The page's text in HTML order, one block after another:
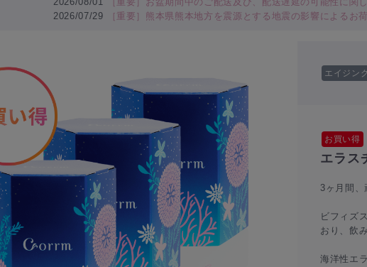
2026/07/29
［重要］熊本県熊本地方を震源とする地震の影響によるお
エイジン
お買い得
エラス
3ヶ月間、
ビフィズ
おり、飲
海洋性エ